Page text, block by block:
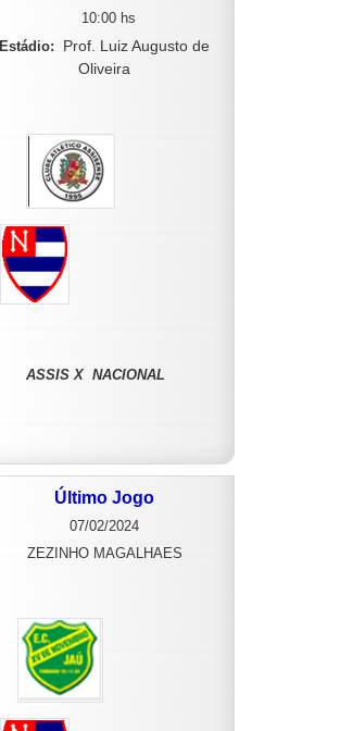
10:00 hs
Estádio:
Prof. Luiz Augusto de
Oliveira
ASSIS X NACIONAL
Último Jogo
07/02/2024
ZEZINHO MAGALHAES